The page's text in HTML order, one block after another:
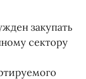
закупать
сектору